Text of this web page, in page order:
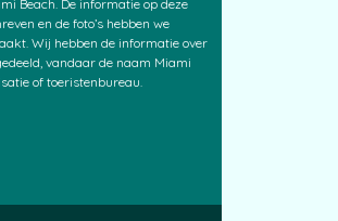
Beach. De informatie op deze
en de foto’s hebben we
Wij hebben de informatie over
vandaar de naam Miami
of toeristenbureau.